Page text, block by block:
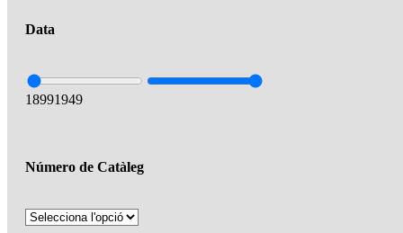
Data
18991949
Número de Catàleg